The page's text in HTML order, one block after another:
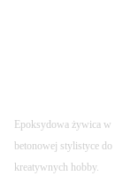
Epoksydowa żywica w
betonowej stylistyce do
kreatywnych hobby.